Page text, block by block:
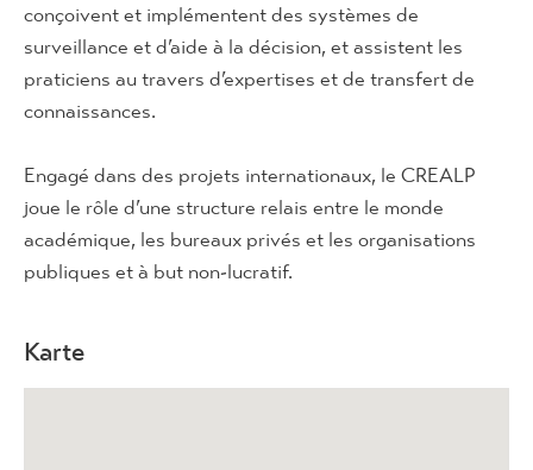
conçoivent et implémentent des systèmes de
surveillance et d’aide à la décision, et assistent les
praticiens au travers d’expertises et de transfert de
connaissances.
Engagé dans des projets internationaux, le CREALP
joue le rôle d’une structure relais entre le monde
académique, les bureaux privés et les organisations
publiques et à but non-lucratif.
Karte